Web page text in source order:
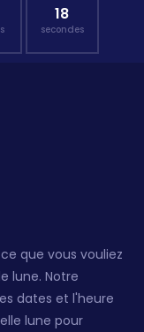
17
secondes
que vous vouliez
lune. Notre
dates et l'heure
lune pour